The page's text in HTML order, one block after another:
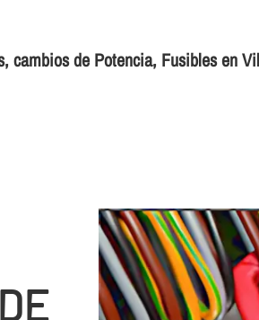
cambios de Potencia, Fusibles en